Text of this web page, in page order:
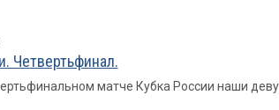
Четвертьфинал.
матче Кубка России наши